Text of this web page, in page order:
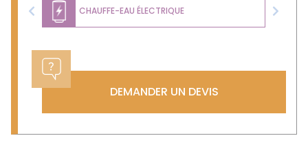
CHAUFFE-EAU ÉLECTRIQUE
Previous Next
DEMANDER UN DEVIS